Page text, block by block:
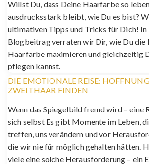
Willst Du, dass Deine Haarfarbe so
ausdrucksstark bleibt, wie Du es bist?
ultimativen Tipps und Tricks für Dich! In
Blogbeitrag verraten wir Dir, wie Du die
Haarfarbe maximieren und gleichzeitig
pflegen kannst.
DIE EMOTIONALE REISE:
ZWEITHAAR FINDEN
Wenn das Spiegelbild fremd wird – eine
sich selbst Es gibt Momente im Leben,
treffen, uns verändern und vor
die wir nie für möglich gehalten hätten.
viele eine solche Herausforderung – ein